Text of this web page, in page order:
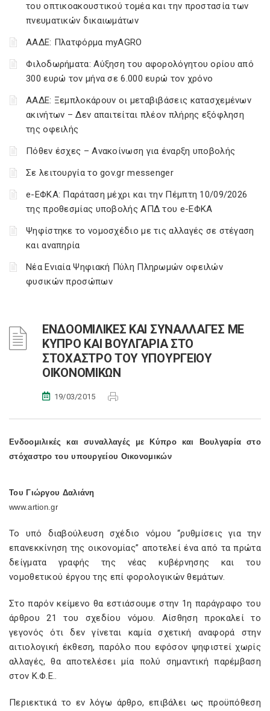
του οπτικοακουστικού τομέα και την προστασία των
πνευματικών δικαιωμάτων
ΑΑΔΕ: Πλατφόρμα myAGRO
Φιλοδωρήματα: Αύξηση του αφορολόγητου ορίου από
300 ευρώ τον μήνα σε 6.000 ευρώ τον χρόνο
ΑΑΔΕ: Ξεμπλοκάρουν οι μεταβιβάσεις κατασχεμένων
ακινήτων – Δεν απαιτείται πλέον πλήρης εξόφληση
της οφειλής
Πόθεν έσχες – Ανακοίνωση για έναρξη υποβολής
Σε λειτουργία το gov.gr messenger
e-ΕΦΚΑ: Παράταση μέχρι και την Πέμπτη 10/09/2026
της προθεσμίας υποβολής ΑΠΔ του e-ΕΦΚΑ
Ψηφίστηκε το νομοσχέδιο με τις αλλαγές σε στέγαση
και αναπηρία
Νέα Ενιαία Ψηφιακή Πύλη Πληρωμών οφειλών
φυσικών προσώπων
ΕΝΔΟΟΜΙΛΙΚΕΣ ΚΑΙ ΣΥΝΑΛΛΑΓΕΣ ΜΕ
ΚΥΠΡΟ ΚΑΙ ΒΟΥΛΓΑΡΙΑ ΣΤΟ
ΣΤΟΧΑΣΤΡΟ ΤΟΥ ΥΠΟΥΡΓΕΙΟΥ
ΟΙΚΟΝΟΜΙΚΩΝ
19/03/2015
Ενδοομιλικές και συναλλαγές με Κύπρο και Βουλγαρία στο
στόχαστρο του υπουργείου Οικονομικών
Του Γιώργου Δαλιάνη
www.artion.gr
Το υπό διαβούλευση σχέδιο νόμου “ρυθμίσεις για την
επανεκκίνηση της οικονομίας” αποτελεί ένα από τα πρώτα
δείγματα γραφής της νέας κυβέρνησης και του
νομοθετικού έργου της επί φορολογικών θεμάτων.
Στο παρόν κείμενο θα εστιάσουμε στην 1η παράγραφο του
άρθρου 21 του σχεδίου νόμου. Αίσθηση προκαλεί το
γεγονός ότι δεν γίνεται καμία σχετική αναφορά στην
αιτιολογική έκθεση, παρόλο που εφόσον ψηφιστεί χωρίς
αλλαγές, θα αποτελέσει μία πολύ σημαντική παρέμβαση
στον Κ.Φ.Ε..
Περιεκτικά το εν λόγω άρθρο, επιβάλει ως προϋπόθεση